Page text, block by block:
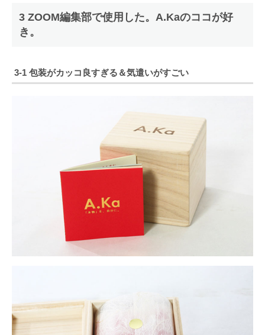
3 ZOOM編集部で使用した。A.Kaのココが好
き。
3-1 包装がカッコ良すぎる＆気遣いがすごい